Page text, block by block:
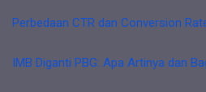
Perbedaan CTR dan Conversion
IMB Diganti PBG: Apa Artinya dan